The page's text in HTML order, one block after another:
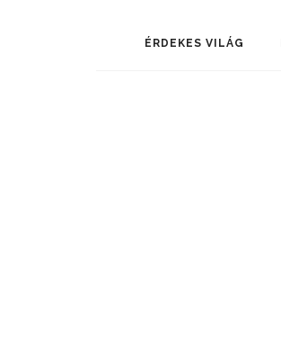
ÉRDEKES VILÁG